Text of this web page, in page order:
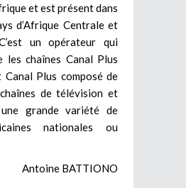
et est présent dans
d’Afrique Centrale et
un opérateur qui
les chaînes Canal Plus
Plus composé de
de télévision et
grande variété de
nationales ou
Antoine BATTIONO